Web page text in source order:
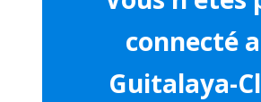
connecté
Guitalaya-